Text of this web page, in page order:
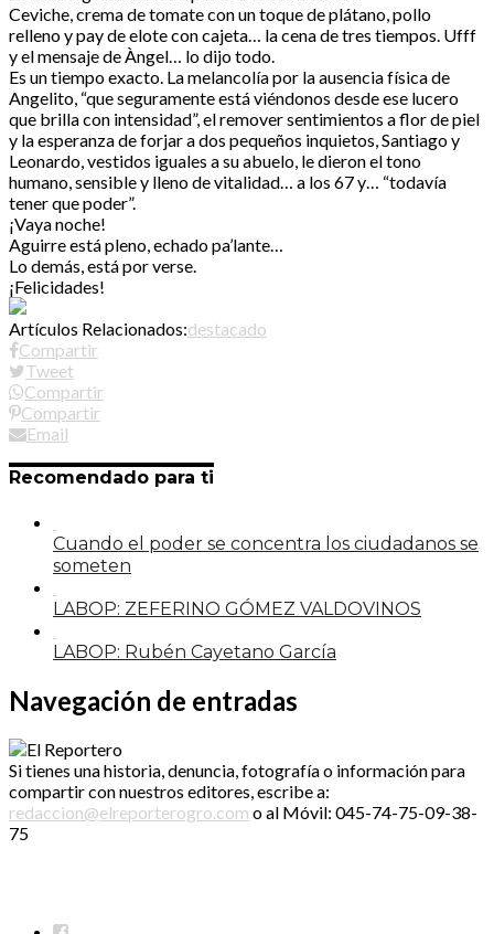
Ceviche, crema de tomate con un toque de plátano, pollo
relleno y pay de elote con cajeta… la cena de tres tiempos. Ufff
y el mensaje de Àngel… lo dijo todo.
Es un tiempo exacto. La melancolía por la ausencia física de
Angelito, “que seguramente está viéndonos desde ese lucero
que brilla con intensidad”, el remover sentimientos a flor de piel
y la esperanza de forjar a dos pequeños inquietos, Santiago y
Leonardo, vestidos iguales a su abuelo, le dieron el tono
humano, sensible y lleno de vitalidad… a los 67 y… “todavía
tener que poder”.
¡Vaya noche!
Aguirre está pleno, echado pa’lante…
Lo demás, está por verse.
¡Felicidades!
Artículos Relacionados:destacado
Compartir
Tweet
Compartir
Compartir
Email
Recomendado para ti
Cuando el poder se concentra los ciudadanos se
someten
LABOP: ZEFERINO GÓMEZ VALDOVINOS
LABOP: Rubén Cayetano García
Navegación de entradas
Si tienes una historia, denuncia, fotografía o información para
compartir con nuestros editores, escribe a:
redaccion@elreporterogro.com o al Móvil: 045-74-75-09-38-
75